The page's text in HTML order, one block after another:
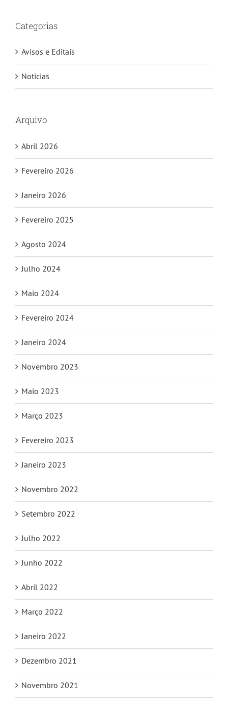
Categorias
Avisos e Editais
Noticias
Arquivo
Abril 2026
Fevereiro 2026
Janeiro 2026
Fevereiro 2025
Agosto 2024
Julho 2024
Maio 2024
Fevereiro 2024
Janeiro 2024
Novembro 2023
Maio 2023
Março 2023
Fevereiro 2023
Janeiro 2023
Novembro 2022
Setembro 2022
Julho 2022
Junho 2022
Abril 2022
Março 2022
Janeiro 2022
Dezembro 2021
Novembro 2021